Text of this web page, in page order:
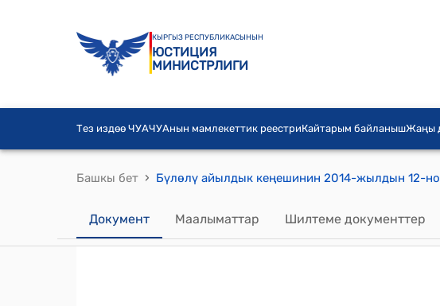
КЫРГЫЗ РЕСПУБЛИКАСЫНЫН
ЮСТИЦИЯ
МИНИСТРЛИГИ
Тез издөө ЧУАЧУАнын мамлекеттик реестриКайтарым байланышЖаңы
Башкы бет ›
Документ Маалыматтар Шилтеме документтер